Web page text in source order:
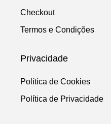
Checkout
Termos e Condições
Privacidade
Política de Cookies
Política de Privacidade